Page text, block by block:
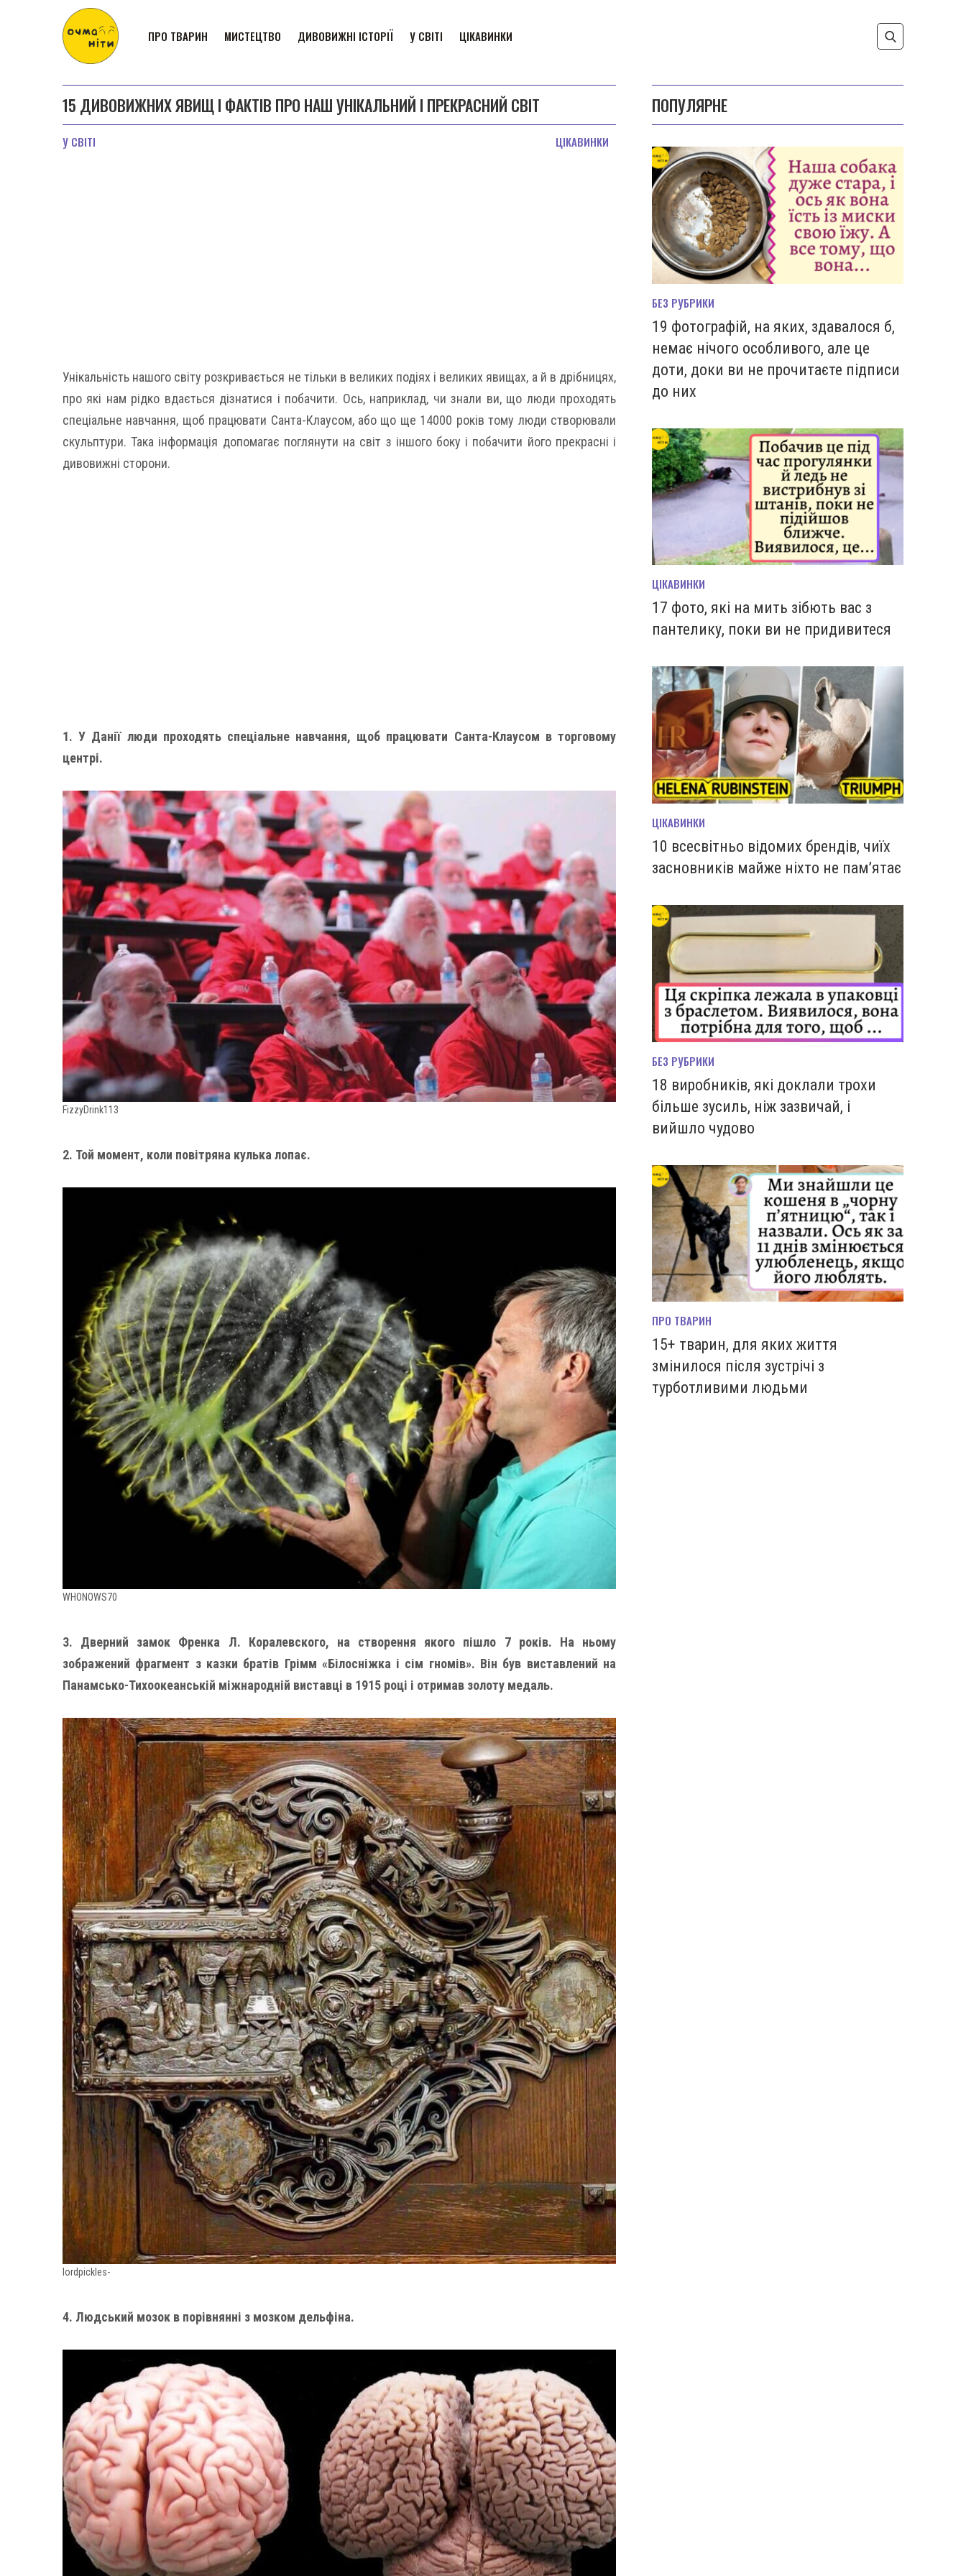
ПРО ТВАРИН МИСТЕЦТВО ДИВОВИЖНІ ІСТОРІЇ У СВІТІ ЦІКАВИНКИ
15 ДИВОВИЖНИХ ЯВИЩ І ФАКТІВ ПРО НАШ УНІКАЛЬНИЙ І ПРЕКРАСНИЙ СВІТ
У СВІТІ ЦІКАВИНКИ
Унікальність нашого світу розкривається не тільки в великих подіях і великих явищах, а й в дрібницях,
про які нам рідко вдається дізнатися і побачити. Ось, наприклад, чи знали ви, що люди проходять
спеціальне навчання, щоб працювати Санта-Клаусом, або що ще 14000 років тому люди створювали
скульптури. Така інформація допомагає поглянути на світ з іншого боку і побачити його прекрасні і
дивовижні сторони.
1. У Данії люди проходять спеціальне навчання, щоб працювати Санта-Клаусом в торговому
центрі.
FizzyDrink113
2. Той момент, коли повітряна кулька лопає.
WHONOWS70
3. Дверний замок Френка Л. Коралевского, на створення якого пішло 7 років. На ньому
зображений фрагмент з казки братів Грімм «Білосніжка і сім гномів». Він був виставлений на
Панамсько-Тихоокеанській міжнародній виставці в 1915 році і отримав золоту медаль.
lordpickles-
4. Людський мозок в порівнянні з мозком дельфіна.
ПОПУЛЯРНЕ
БЕЗ РУБРИКИ
19 фотографій, на яких, здавалося б,
немає нічого особливого, але це
доти, доки ви не прочитаєте підписи
до них
ЦІКАВИНКИ
17 фото, які на мить зiбють вас з
пантелику, поки ви не придивитеся
ЦІКАВИНКИ
10 всесвітньо відомих брендів, чиїх
засновників майже ніхто не пам’ятає
БЕЗ РУБРИКИ
18 виробників, які доклали трохи
більше зусиль, ніж зазвичай, і
вийшло чудово
ПРО ТВАРИН
15+ тварин, для яких життя
змінилося після зустрічі з
турботливими людьми